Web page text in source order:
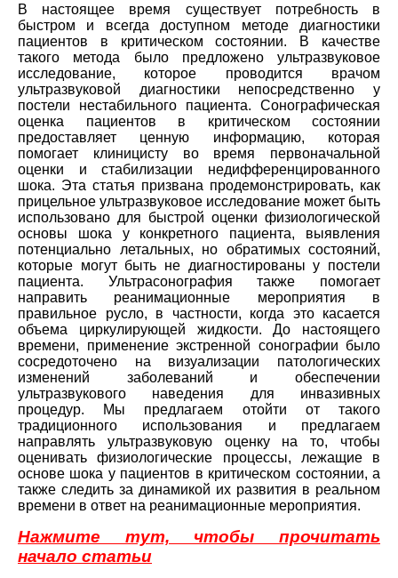
В настоящее время существует потребность в
быстром и всегда доступном методе диагностики
пациентов в критическом состоянии. В качестве
такого метода было предложено ультразвуковое
исследование, которое проводится врачом
ультразвуковой диагностики непосредственно у
постели нестабильного пациента. Сонографическая
оценка пациентов в критическом состоянии
предоставляет ценную информацию, которая
помогает клиницисту во время первоначальной
оценки и стабилизации недифференцированного
шока. Эта статья призвана продемонстрировать, как
прицельное ультразвуковое исследование может быть
использовано для быстрой оценки физиологической
основы шока у конкретного пациента, выявления
потенциально летальных, но обратимых состояний,
которые могут быть не диагностированы у постели
пациента. Ультрасонография также помогает
направить реанимационные мероприятия в
правильное русло, в частности, когда это касается
объема циркулирующей жидкости. До настоящего
времени, применение экстренной сонографии было
сосредоточено на визуализации патологических
изменений заболеваний и обеспечении
ультразвукового наведения для инвазивных
процедур. Мы предлагаем отойти от такого
традиционного использования и предлагаем
направлять ультразвуковую оценку на то, чтобы
оценивать физиологические процессы, лежащие в
основе шока у пациентов в критическом состоянии, а
также следить за динамикой их развития в реальном
времени в ответ на реанимационные мероприятия.
Нажмите тут, чтобы прочитать
начало статьи